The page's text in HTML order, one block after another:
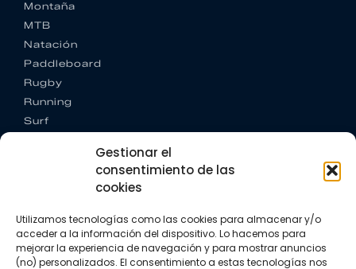
Gestionar el
consentimiento de las
cookies
Utilizamos tecnologías como las cookies para almacenar y/o
acceder a la información del dispositivo. Lo hacemos para
mejorar la experiencia de navegación y para mostrar anuncios
(no) personalizados. El consentimiento a estas tecnologías nos
Montaña
MTB
Natación
Paddleboard
Rugby
Running
Surf
CONTACTO
+34 662 342 177
info@vkssport.com
SÍGUENOS